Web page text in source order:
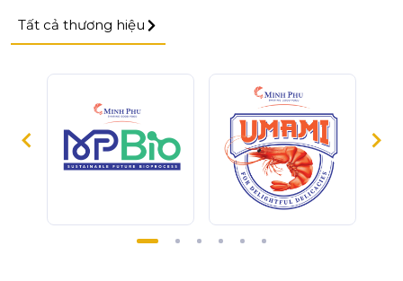
Tất cả thương hiệu